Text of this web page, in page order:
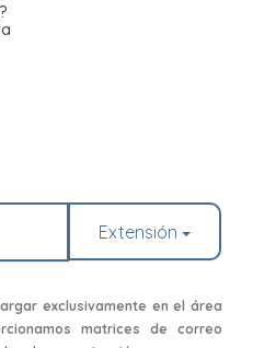
Extensión
exclusivamente en el área
matrices de correo